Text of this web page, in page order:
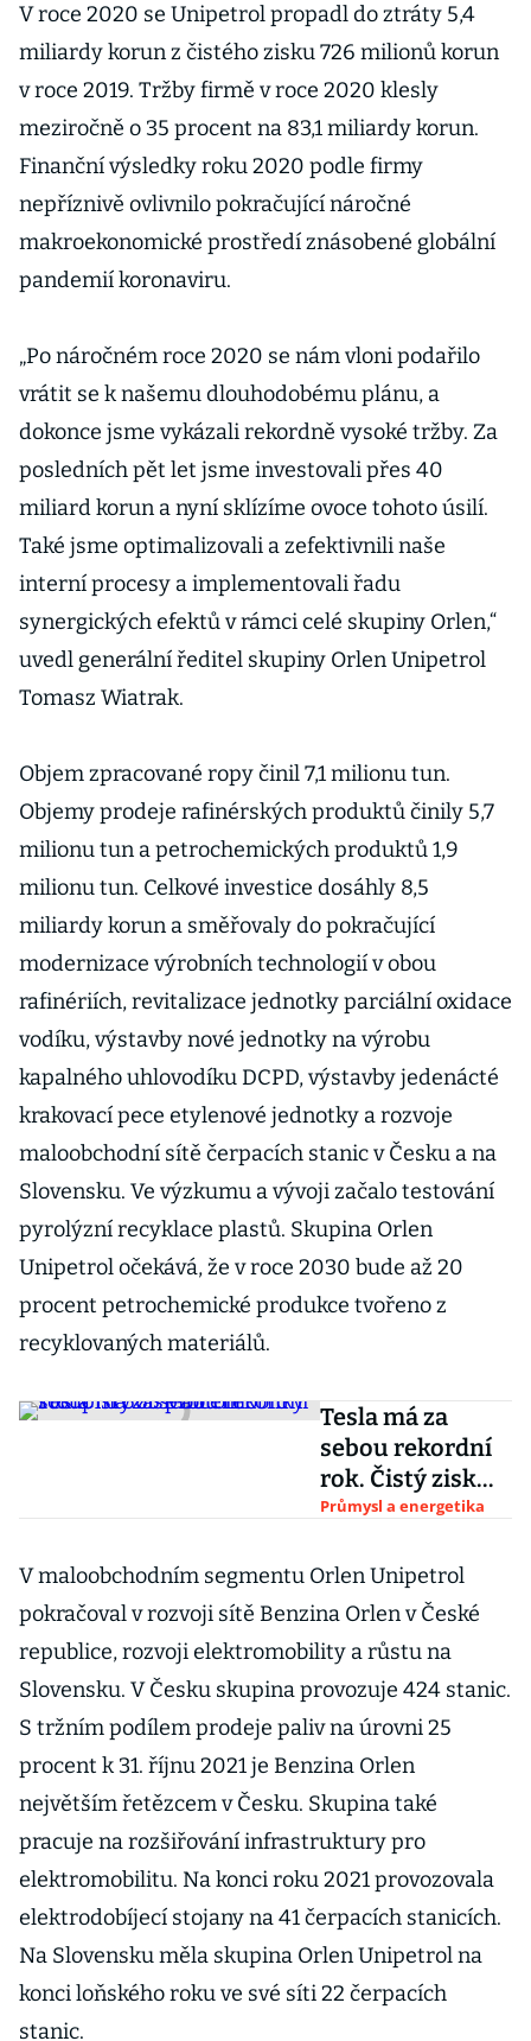
V roce 2020 se Unipetrol propadl do ztráty 5,4
miliardy korun z čistého zisku 726 milionů korun
v roce 2019. Tržby firmě v roce 2020 klesly
meziročně o 35 procent na 83,1 miliardy korun.
Finanční výsledky roku 2020 podle firmy
nepříznivě ovlivnilo pokračující náročné
makroekonomické prostředí znásobené globální
pandemií koronaviru.
„Po náročném roce 2020 se nám vloni podařilo
vrátit se k našemu dlouhodobému plánu, a
dokonce jsme vykázali rekordně vysoké tržby. Za
posledních pět let jsme investovali přes 40
miliard korun a nyní sklízíme ovoce tohoto úsilí.
Také jsme optimalizovali a zefektivnili naše
interní procesy a implementovali řadu
synergických efektů v rámci celé skupiny Orlen,“
uvedl generální ředitel skupiny Orlen Unipetrol
Tomasz Wiatrak.
Objem zpracované ropy činil 7,1 milionu tun.
Objemy prodeje rafinérských produktů činily 5,7
milionu tun a petrochemických produktů 1,9
milionu tun. Celkové investice dosáhly 8,5
miliardy korun a směřovaly do pokračující
modernizace výrobních technologií v obou
rafinériích, revitalizace jednotky parciální oxidace
vodíku, výstavby nové jednotky na výrobu
kapalného uhlovodíku DCPD, výstavby jedenácté
krakovací pece etylenové jednotky a rozvoje
maloobchodní sítě čerpacích stanic v Česku a na
Slovensku. Ve výzkumu a vývoji začalo testování
pyrolýzní recyklace plastů. Skupina Orlen
Unipetrol očekává, že v roce 2030 bude až 20
procent petrochemické produkce tvořeno z
recyklovaných materiálů.
Tesla má za
sebou rekordní
rok. Čistý zisk
automobilky
procent
Průmysl a energetika
V maloobchodním segmentu Orlen Unipetrol
pokračoval v rozvoji sítě Benzina Orlen v České
republice, rozvoji elektromobility a růstu na
Slovensku. V Česku skupina provozuje 424 stanic.
S tržním podílem prodeje paliv na úrovni 25
procent k 31. říjnu 2021 je Benzina Orlen
největším řetězcem v Česku. Skupina také
pracuje na rozšiřování infrastruktury pro
elektromobilitu. Na konci roku 2021 provozovala
elektrodobíjecí stojany na 41 čerpacích stanicích.
Na Slovensku měla skupina Orlen Unipetrol na
konci loňského roku ve své síti 22 čerpacích
stanic.